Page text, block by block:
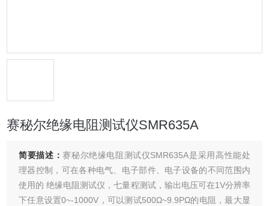
赛秘尔绝缘电阻测试仪SMR635A
简要描述：赛秘尔绝缘电阻测试仪SMR635A是采用高性能处
理器控制，可在各种电气、电子部件、电子设备的不同范围内
使用的 绝缘电阻测试仪，七量程测试，输出电压可在1V分辨率
下任意设置0~-1000V，可以测试500Ω~9.9PΩ的电阻，最大显